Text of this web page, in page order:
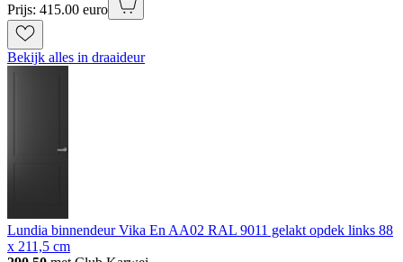
Prijs: 415.00 euro
Bekijk alles in draaideur
Lundia binnendeur Vika En AA02 RAL 9011 gelakt opdek links 88
x 211,5 cm